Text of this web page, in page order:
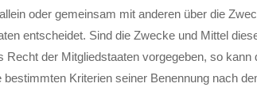
oder gemeinsam mit anderen über die
entscheidet. Sind die Zwecke und Mittel
der Mitgliedstaaten vorgegeben, so kann
Kriterien seiner Benennung nach